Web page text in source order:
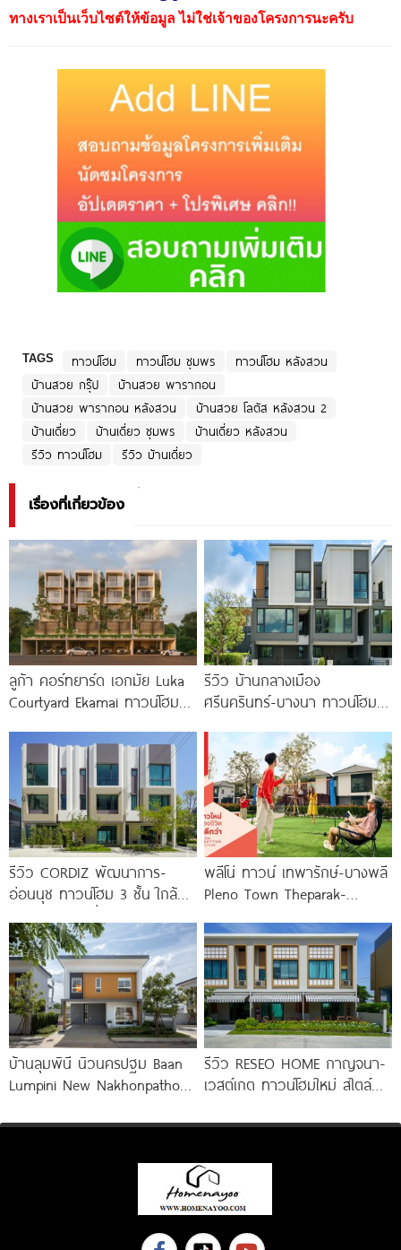
ทางเราเป็นเว็บไซต์ให้ข้อมูล ไม่ใช่เจ้าของโครงการนะครับ
TAGS ทาวน์โฮม ทาวน์โฮม ชุมพร
ทาวน์โฮม หลังสวน
บ้านสวย กรุ๊ป
บ้านสวย พารากอน
บ้านสวย พารากอน หลังสวน
บ้านสวย โลตัส หลังสวน 2
บ้านเดี่ยว
บ้านเดี่ยว ชุมพร
บ้านเดี่ยว หลังสวน
รีวิว ทาวน์โฮม
รีวิว บ้านเดี่ยว
เรื่องที่เกี่ยวข้อง
ลูก้า คอร์ทยาร์ด เอกมัย Luka
Courtyard Ekamai ทาวน์โฮมหรู
รีวิว บ้านกลางเมือง
ศรีนครินทร์-บางนา ทาวน์โฮม 3
Penthouse
รีวิว CORDIZ พัฒนาการ-
อ่อนนุช ทาวน์โฮม 3 ชั้น ใกล้
ทองหล่อ
พลีโน่ ทาวน์ เทพารักษ์-บางพลี
Pleno Town Theparak-
ใหม่จาก AP เริ่ม 1.xx
บ้านลุมพินี นิวนครปฐม Baan
Lumpini New Nakhonpathom
รีวิว RESEO HOME กาญจนา-
เวสต์เกต ทาวน์โฮมใหม่ สไตล์
ลอย* ทำเลดี